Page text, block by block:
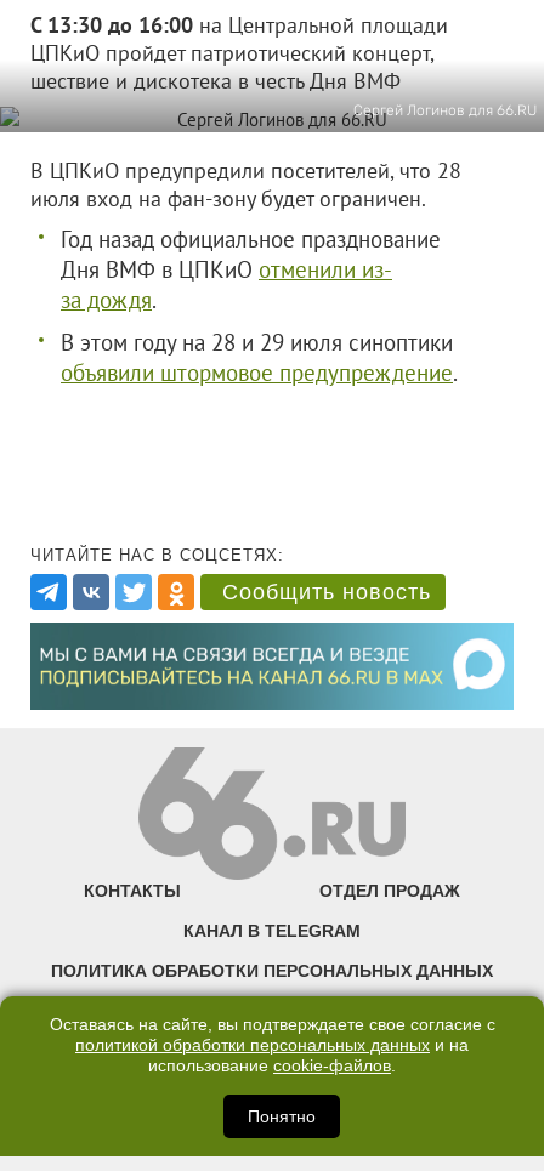
С 13:30 до 16:00 на Центральной площади
ЦПКиО пройдет патриотический концерт,
шествие и дискотека в честь Дня ВМФ
Сергей Логинов для 66.RU
В ЦПКиО предупредили посетителей, что 28
июля вход на фан-зону будет ограничен.
Год назад официальное празднование
Дня ВМФ в ЦПКиО отменили из-
за дождя.
В этом году на 28 и 29 июля синоптики
объявили штормовое предупреждение.
ЧИТАЙТЕ НАС В СОЦСЕТЯХ:
Сообщить новость
КОНТАКТЫ ОТДЕЛ ПРОДАЖ
КАНАЛ В TELEGRAM
ПОЛИТИКА ОБРАБОТКИ ПЕРСОНАЛЬНЫХ ДАННЫХ
©2007—2025 66.RU. Воспроизведение, сообщение, доведение до всеобщего
правообладателя запрещено. Сетевое издание «Современный портал
Екатеринбурга — «66.ru» (18+) зарегистрировано Федеральной службой по
надзору в сфере связи, информационных технологий и массовых коммуникаций
(Роскомнадзор). Регистрационный номер ЭЛ № ФС 77 - 76634 от 02.09.2019
Оставаясь на сайте, вы подтверждаете свое согласие с
политикой обработки персональных данных и на
использование cookie-файлов.
Понятно